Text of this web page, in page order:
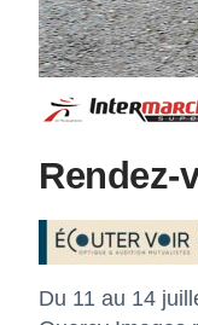
Rendez-
Du 11 au 14